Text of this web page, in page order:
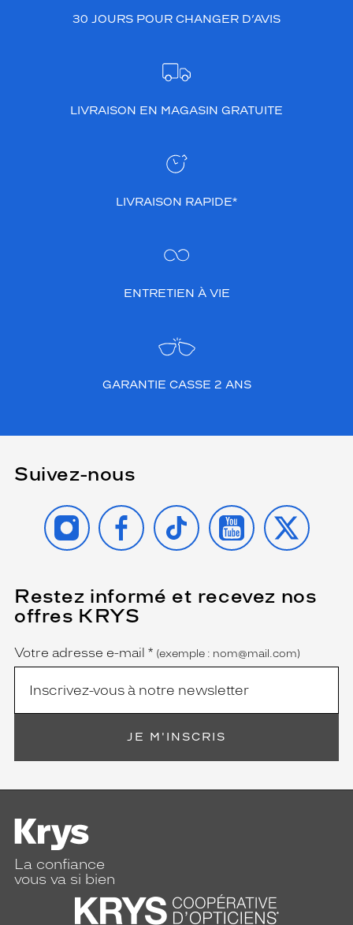
30 JOURS POUR CHANGER D’AVIS
LIVRAISON EN MAGASIN GRATUITE
LIVRAISON RAPIDE*
ENTRETIEN À VIE
GARANTIE CASSE 2 ANS
Suivez-nous
INSTAGRAMFACEBOOK
TIKTOK YOUTUBE
X
Restez informé et recevez nos
offres KRYS
Name
Votre adresse e-mail *
(Ce
champ
est
obligatoire)
(exemple : nom@mail.com)
JE M'INSCRIS
La confiance
vous va si bien